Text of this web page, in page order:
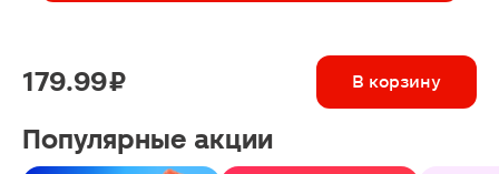
179.99 ₽ В корзину
Популярные акции